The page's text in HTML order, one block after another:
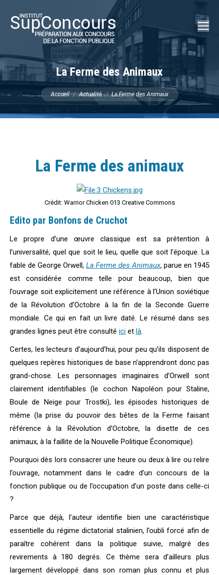
:
La Ferme des Animaux
Vous êtes ici :
Accueil Actualité La Ferme des Animaux
La Ferme des animaux
Crédit: Warrior Chicken 013 Creative Commons
Edito par Bonfons de Cruchot
Le propre d’une œuvre classique est sa prétention à
l’universalité, quel que soit le lieu, quelle que soit l’époque. La
fable de George Orwell, La Ferme des Animaux, parue en 1945
est considérée comme telle pour beaucoup, bien que
l’ouvrage soit explicitement une référence à l’Union soviétique
de la Révolution d’Octobre à la fin de la Seconde Guerre
mondiale. Ce qui en fait un livre daté. Le résumé dans ses
grandes lignes peut être consulté ici et là.
Certes, les lecteurs d’aujourd’hui, pour peu qu’ils disposent de
quelques repères historiques de base n’apprendront donc pas
grand-chose. Les personnages imaginaires d’Orwell sont
clairement identifiables (le cochon Napoléon pour Staline,
Boule de Neige pour Trostki), les épisodes historiques de
même (la prise du pouvoir des bêtes de la Ferme faisant
référence à la Révolution d’Octobre, la disette de ces
animaux, à la faillite de la Nouvelle Politique Économique).
Pourquoi dès lors consacrer une heure ou deux à lire ou relire
l’ouvrage, notamment dans le cadre d’un concours de la
fonction publique ou de l’occupation d’un poste dans celle-ci
?
Parce que déjà, l’auteur identifie bien une caractéristique
essentielle du régime dictatorial stalinien, l’oubli forcé afin de
paraître cohérent dans la politique suivie, malgré des
revirements à 180 degrés. Ce thème sera d’ailleurs plus
largement développé dans son roman plus connu et plus